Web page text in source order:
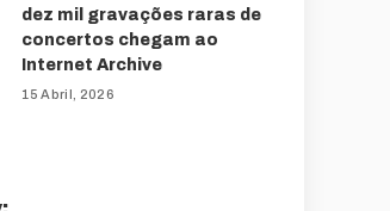
dez mil gravações raras de
concertos chegam ao
Internet Archive
15 Abril, 2026